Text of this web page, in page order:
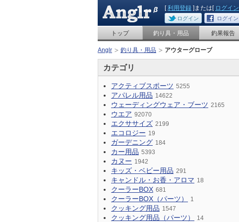
[利用登録 ]または[ ログイン
ログイン ログイン
トップ 釣り具・用品 釣果報告
Anglr 釣り具・用品 アウターグローブ
カテゴリ
アクティブスポーツ 5255
アパレル用品 14622
ウェーディングウェア・ブーツ 2165
ウエア 92070
エクササイズ 2199
エコロジー 19
ガーデニング 184
カー用品 5393
カヌー 1942
キッズ・ベビー用品 291
キャンドル・お香・アロマ 18
クーラーBOX 681
クーラーBOX（パーツ） 1
クッキング用品 1547
クッキング用品（パーツ） 14